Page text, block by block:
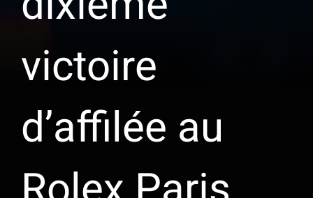
victoire
d’affilée au